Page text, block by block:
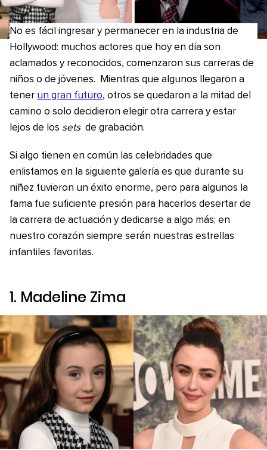
No es fácil ingresar y permanecer en la industria de
Hollywood: muchos actores que hoy en día son
aclamados y reconocidos, comenzaron sus carreras de
niños o de jóvenes. Mientras que algunos llegaron a
tener un gran futuro, otros se quedaron a la mitad del
camino o solo decidieron elegir otra carrera y estar
lejos de los sets de grabación.
Si algo tienen en común las celebridades que
enlistamos en la siguiente galería es que durante su
niñez tuvieron un éxito enorme, pero para algunos la
fama fue suficiente presión para hacerlos desertar de
la carrera de actuación y dedicarse a algo más; en
nuestro corazón siempre serán nuestras estrellas
infantiles favoritas.
1. Madeline Zima